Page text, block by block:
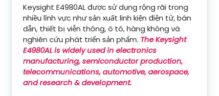
Keysight E4980AL được sử dụng rộng rãi trong
nhiều lĩnh vực như sản xuất linh kiện điện tử, bán
dẫn, thiết bị viễn thông, ô tô, hàng không và
nghiên cứu phát triển sản phẩm. The Keysight
E4980AL is widely used in electronics
manufacturing, semiconductor production,
telecommunications, automotive, aerospace,
and research & development.